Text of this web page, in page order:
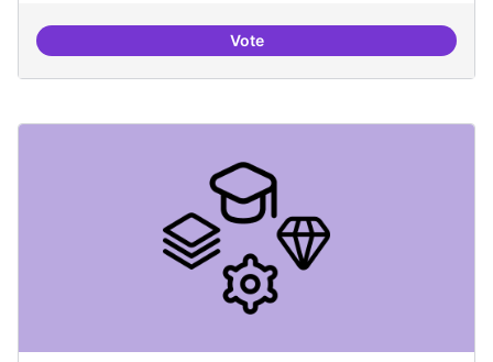
VoteFormació FLOSS a Casals de